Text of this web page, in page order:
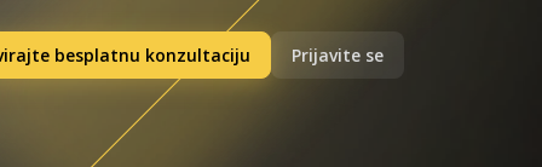
besplatnu konzultaciju Prijavite se